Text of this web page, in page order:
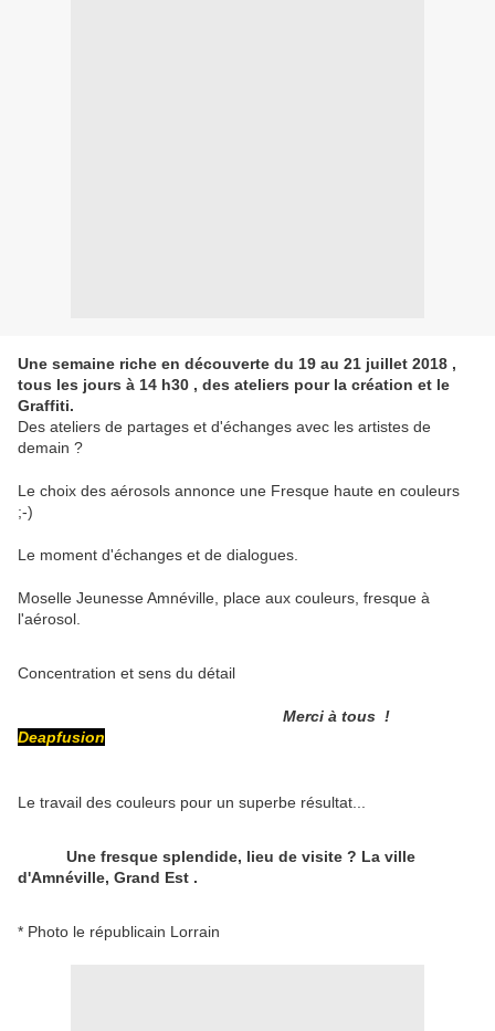
Une semaine riche en découverte du 19 au 21 juillet 2018 ,
tous les jours à 14 h30 , des ateliers pour la création et le
Graffiti.
Des ateliers de partages et d'échanges avec les artistes de
demain ?
Le choix des aérosols annonce une Fresque haute en couleurs
;-)
Le moment d'échanges et de dialogues.
Moselle Jeunesse Amnéville, place aux couleurs, fresque à
l'aérosol.
Concentration et sens du détail
Merci à tous !
Deapfusion
Le travail des couleurs pour un superbe résultat...
Une fresque splendide, lieu de visite ? La ville
d'Amnéville, Grand Est .
* Photo le républicain Lorrain